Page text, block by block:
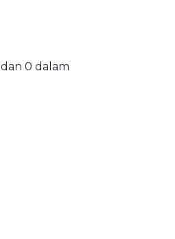
dan 0 dalam